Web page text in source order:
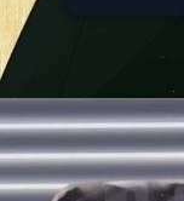
Đang mở